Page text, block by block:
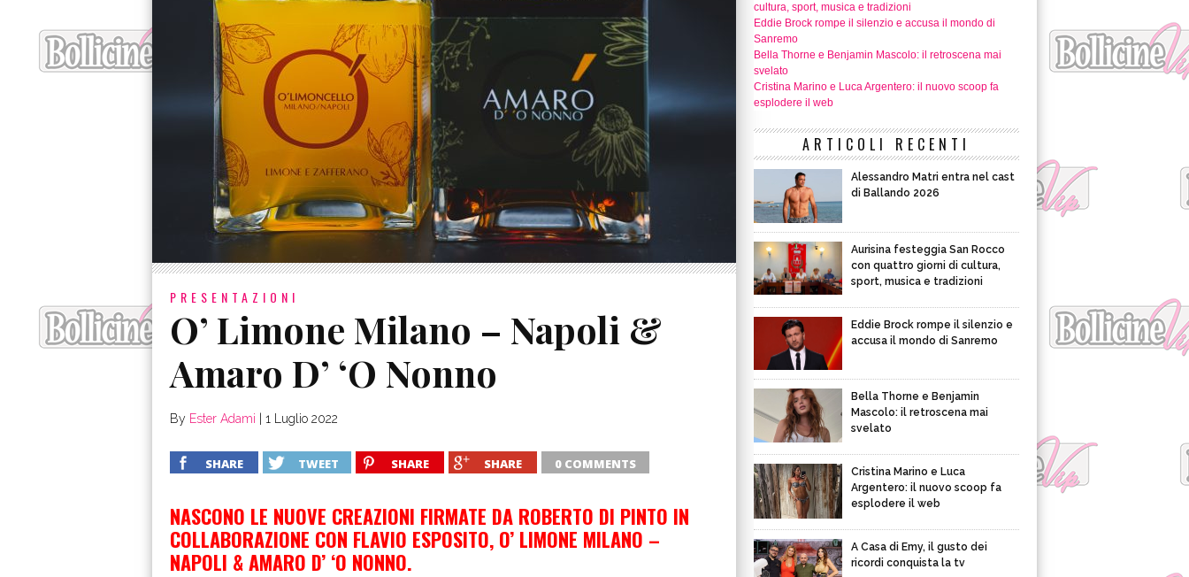
PRESENTAZIONI
O’ Limone Milano – Napoli &
Amaro D’ ‘O Nonno
By Ester Adami 1 Luglio 2022
SHARE TWEET SHARE SHARE 0 COMMENTS
NASCONO LE NUOVE CREAZIONI FIRMATE DA ROBERTO DI PINTO IN
COLLABORAZIONE CON FLAVIO ESPOSITO, O’ LIMONE MILANO –
NAPOLI & AMARO D’ ‘O NONNO.
cultura, sport, musica e tradizioni
Eddie Brock rompe il silenzio e accusa il mondo di
Sanremo
Bella Thorne e Benjamin Mascolo: il retroscena mai
svelato
Cristina Marino e Luca Argentero: il nuovo scoop fa
esplodere il web
ARTICOLI RECENTI
Alessandro Matri entra nel cast
di Ballando 2026
Aurisina festeggia San Rocco
con quattro giorni di cultura,
sport, musica e tradizioni
Eddie Brock rompe il silenzio e
accusa il mondo di Sanremo
Bella Thorne e Benjamin
Mascolo: il retroscena mai
svelato
Cristina Marino e Luca
Argentero: il nuovo scoop fa
esplodere il web
A Casa di Emy, il gusto dei
ricordi conquista la tv